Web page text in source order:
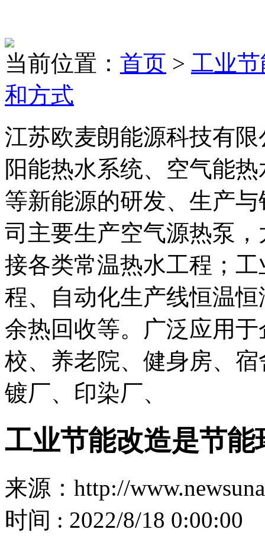
当前位置： 首页 > 工业
和方式
江苏欧麦朗能源科技有
阳能热水系统、空气能
等新能源的研发、生产
司主要生产空气源热泵
接各类常温热水工程；
程、自动化生产线恒温
余热回收等。广泛应用
校、养老院、健身房、
镀厂、印染厂、
工业节能改造是节
来源：http://
时间 : 2022/8/18 0:00:00